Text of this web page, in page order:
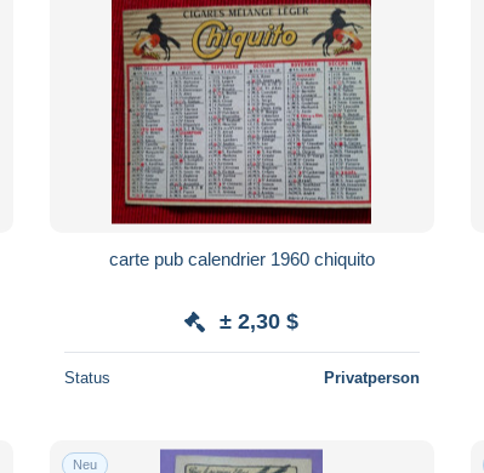
carte pub calendrier 1960 chiquito
± 2,30 $
Status Privatperson
Neu